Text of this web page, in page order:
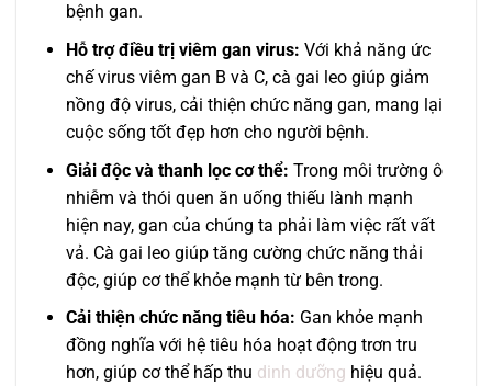
bệnh gan.
Hỗ trợ điều trị viêm gan virus: Với khả năng ức
chế virus viêm gan B và C, cà gai leo giúp giảm
nồng độ virus, cải thiện chức năng gan, mang lại
cuộc sống tốt đẹp hơn cho người bệnh.
Giải độc và thanh lọc cơ thể: Trong môi trường ô
nhiễm và thói quen ăn uống thiếu lành mạnh
hiện nay, gan của chúng ta phải làm việc rất vất
vả. Cà gai leo giúp tăng cường chức năng thải
độc, giúp cơ thể khỏe mạnh từ bên trong.
Cải thiện chức năng tiêu hóa: Gan khỏe mạnh
đồng nghĩa với hệ tiêu hóa hoạt động trơn tru
hơn, giúp cơ thể hấp thu dinh dưỡng hiệu quả.